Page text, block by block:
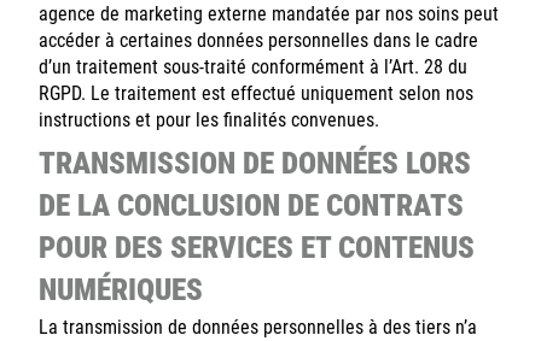
agence de marketing externe mandatée par nos soins peut
accéder à certaines données personnelles dans le cadre
d’un traitement sous-traité conformément à l’Art. 28 du
RGPD. Le traitement est effectué uniquement selon nos
instructions et pour les finalités convenues.
TRANSMISSION DE DONNÉES LORS
DE LA CONCLUSION DE CONTRATS
POUR DES SERVICES ET CONTENUS
NUMÉRIQUES
La transmission de données personnelles à des tiers n’a